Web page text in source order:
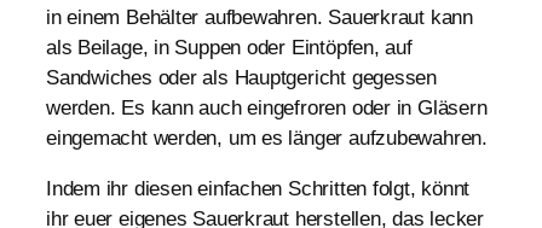
in einem Behälter aufbewahren. Sauerkraut kann
als Beilage, in Suppen oder Eintöpfen, auf
Sandwiches oder als Hauptgericht gegessen
werden. Es kann auch eingefroren oder in Gläsern
eingemacht werden, um es länger aufzubewahren.
Indem ihr diesen einfachen Schritten folgt, könnt
ihr euer eigenes Sauerkraut herstellen, das lecker